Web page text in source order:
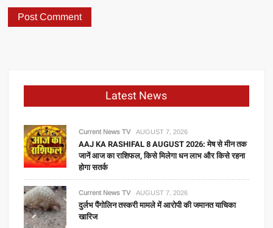
Latest News
Current News TV AUGUST 7, 2026
AAJ KA RASHIFAL 8 AUGUST 2026: मेष से मीन तक
जानें आज का राशिफल, किसे मिलेगा धन लाभ और किसे रहना
होगा सतर्क
Current News TV AUGUST 7, 2026
दुर्लभ पैंगोलिन तस्करी मामले में आरोपी की जमानत याचिका
खारिज